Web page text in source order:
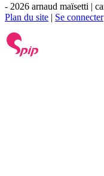
- 2026 arnaud maïsetti |
Plan du site | Se connecter